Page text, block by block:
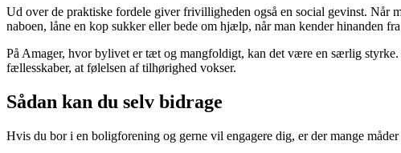
Ud over de praktiske fordele giver frivilligheden også en social gevinst. Når
naboen, låne en kop sukker eller bede om hjælp, når man kender hinanden
På Amager, hvor bylivet er tæt og mangfoldigt, kan det være en særlig
fællesskaber, at følelsen af tilhørighed vokser.
Sådan kan du selv bidrage
Hvis du bor i en boligforening og gerne vil engagere dig, er der mange måder